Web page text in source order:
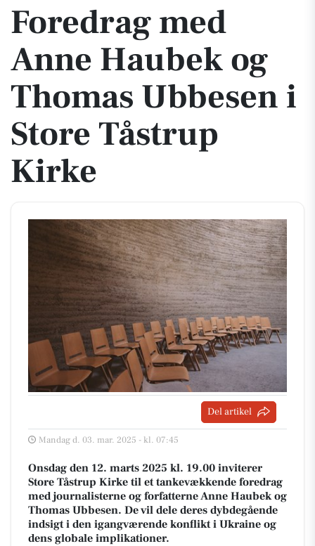
Foredrag med
Anne Haubek og
Thomas Ubbesen i
Store Tåstrup
Kirke
Del artikel
Mandag d. 03. mar. 2025 - kl. 07:45
Onsdag den 12. marts 2025 kl. 19.00 inviterer
Store Tåstrup Kirke til et tankevækkende foredrag
med journalisterne og forfatterne Anne Haubek og
Thomas Ubbesen. De vil dele deres dybdegående
indsigt i den igangværende konflikt i Ukraine og
dens globale implikationer.